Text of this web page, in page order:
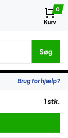
0
Kurv
Søg
Brug for hjælp?
1 stk.